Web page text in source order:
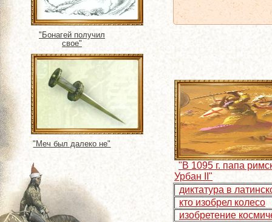
"Бонагей получил
свое"
"Меч был далеко не"
"В 1095 г. папа
Урбан II"
диктатура в
кто изобрел колесо
изобретение